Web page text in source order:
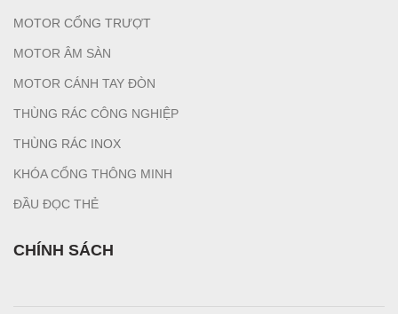
MOTOR CỔNG TRƯỢT
MOTOR ÂM SÀN
MOTOR CÁNH TAY ĐÒN
THÙNG RÁC CÔNG NGHIỆP
THÙNG RÁC INOX
KHÓA CỔNG THÔNG MINH
ĐẦU ĐỌC THẺ
CHÍNH SÁCH